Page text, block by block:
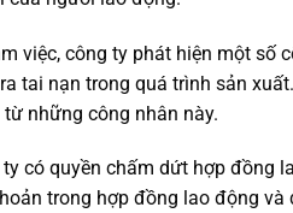
việc, công ty phát hiện một số
tai nạn trong quá trình sản
những công nhân này.
có quyền chấm dứt hợp đồng
trong hợp đồng lao động